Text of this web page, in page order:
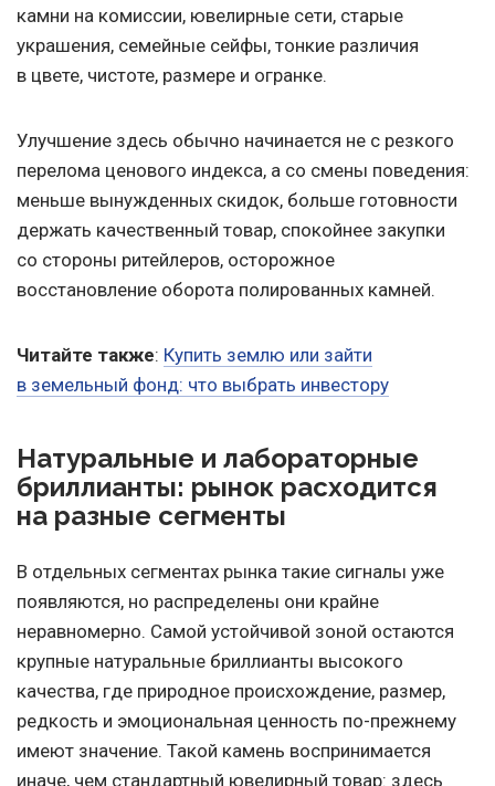
камни на комиссии, ювелирные сети, старые
украшения, семейные сейфы, тонкие различия
в цвете, чистоте, размере и огранке.
Улучшение здесь обычно начинается не с резкого
перелома ценового индекса, а со смены поведения:
меньше вынужденных скидок, больше готовности
держать качественный товар, спокойнее закупки
со стороны ритейлеров, осторожное
восстановление оборота полированных камней.
Читайте также: Купить землю или зайти
в земельный фонд: что выбрать инвестору
Натуральные и лабораторные
бриллианты: рынок расходится
на разные сегменты
В отдельных сегментах рынка такие сигналы уже
появляются, но распределены они крайне
неравномерно. Самой устойчивой зоной остаются
крупные натуральные бриллианты высокого
качества, где природное происхождение, размер,
редкость и эмоциональная ценность по-прежнему
имеют значение. Такой камень воспринимается
иначе, чем стандартный ювелирный товар: здесь